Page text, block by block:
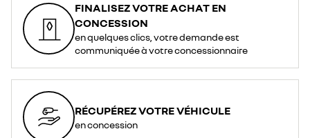
FINALISEZ VOTRE ACHAT EN
CONCESSION
en quelques clics, votre demande est
communiquée à votre concessionnaire
RÉCUPÉREZ VOTRE VÉHICULE
en concession